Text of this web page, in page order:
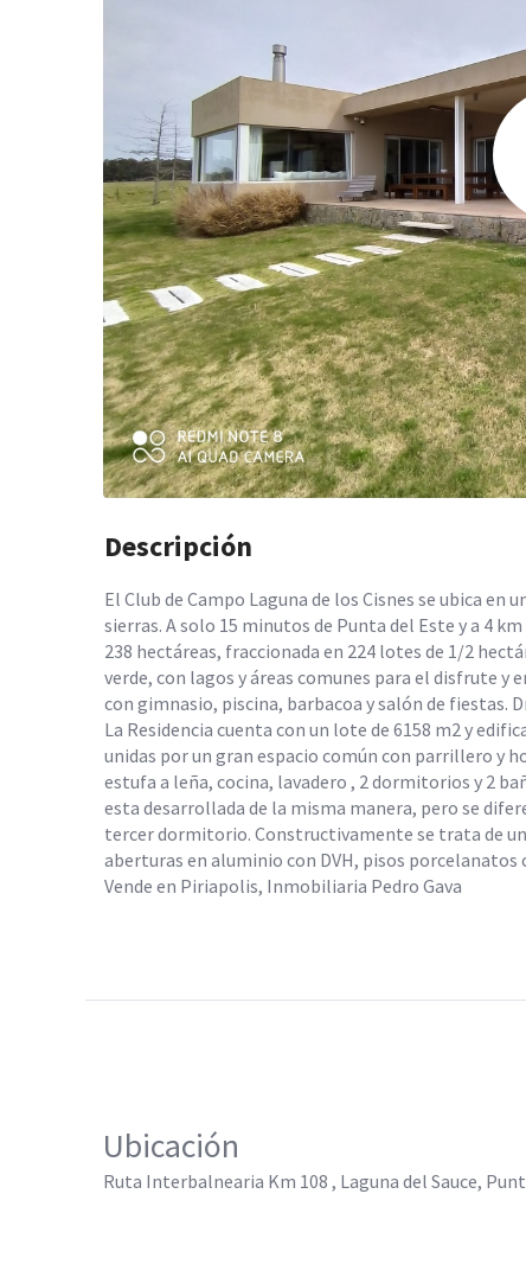
Descripción
El Club de Campo Laguna de los Cisnes se ubica en
sierras. A solo 15 minutos de Punta del Este y a 4
238 hectáreas, fraccionada en 224 lotes de 1/2
verde, con lagos y áreas comunes para el disfrute y
con gimnasio, piscina, barbacoa y salón de fiestas.
La Residencia cuenta con un lote de 6158 m2 y
unidas por un gran espacio común con parrillero y
estufa a leña, cocina, lavadero , 2 dormitorios y 2
esta desarrollada de la misma manera, pero se
tercer dormitorio. Constructivamente se trata de
aberturas en aluminio con DVH, pisos
Vende en Piriapolis, Inmobiliaria Pedro Gava
Ubicación
Ruta Interbalnearia Km 108 , Laguna del Sauce,